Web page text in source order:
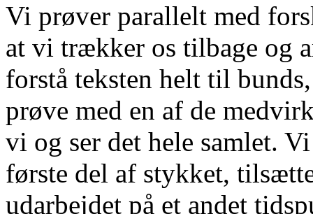
Vi prøver parallelt med
at vi trækker os tilbage og
forstå teksten helt til
prøve med en af de
vi og ser det hele samlet.
første del af stykket,
udarbejdet på et andet